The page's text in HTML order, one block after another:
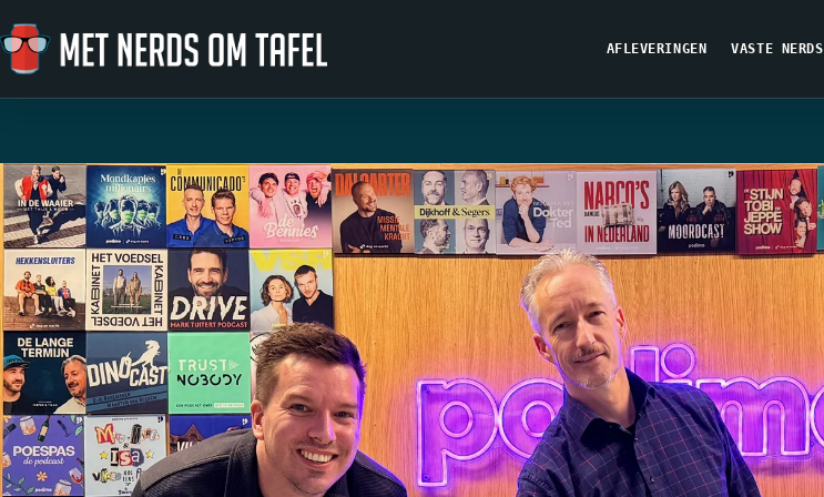
Ga naar de inhoud
AFLEVERINGEN VASTE NERDS